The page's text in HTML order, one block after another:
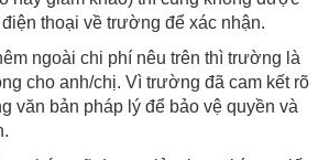
thoại về trường để xác nhận.
ngoài chi phí nêu trên thì trường là
cho anh/chị. Vì trường đã cam kết rõ
văn bản pháp lý để bảo vệ quyền và